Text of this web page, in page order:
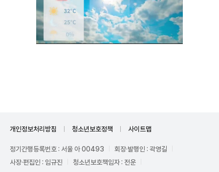
개인정보처리방침 청소년보호정책 사이트맵
정기간행등록번호 : 서울 아 00493
회장·발행인 : 곽영길
사장·편집인 : 임규진
청소년보호책임자 : 전운